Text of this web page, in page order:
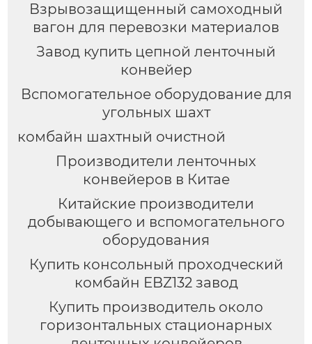
Взрывозащищенный самоходный
вагон для перевозки материалов
Завод купить цепной ленточный
конвейер
Вспомогательное оборудование для
угольных шахт
комбайн шахтный очистной
Производители ленточных
конвейеров в Китае
Китайские производители
добывающего и вспомогательного
оборудования
Купить консольный проходческий
комбайн EBZ132 завод
Купить производитель около
горизонтальных стационарных